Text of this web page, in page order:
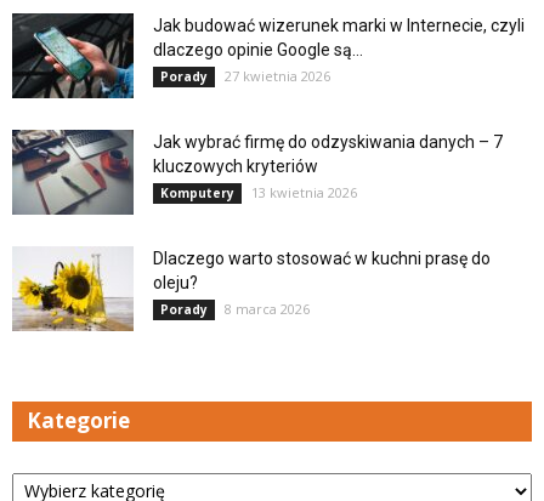
Jak budować wizerunek marki w Internecie, czyli
dlaczego opinie Google są...
Porady 27 kwietnia 2026
Jak wybrać firmę do odzyskiwania danych – 7
kluczowych kryteriów
Komputery 13 kwietnia 2026
Dlaczego warto stosować w kuchni prasę do
oleju?
Porady 8 marca 2026
Kategorie
Kategorie